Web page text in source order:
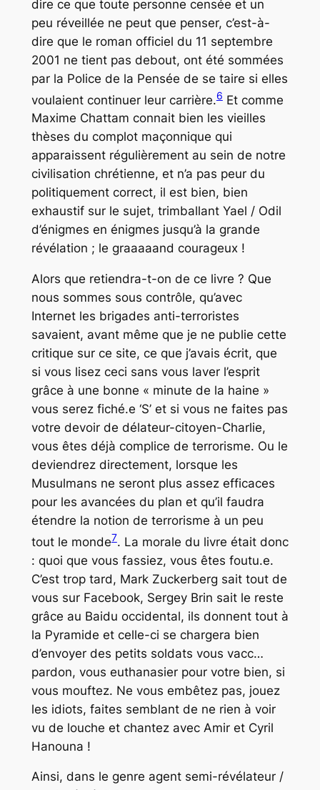
dire ce que toute personne censée et un
peu réveillée ne peut que penser, c’est-à-
dire que le roman officiel du 11 septembre
2001 ne tient pas debout, ont été sommées
par la Police de la Pensée de se taire si elles
voulaient continuer leur carrière.6Et comme
Maxime Chattam connait bien les vieilles
thèses du complot maçonnique qui
apparaissent régulièrement au sein de notre
civilisation chrétienne, et n’a pas peur du
politiquement correct, il est bien, bien
exhaustif sur le sujet, trimballant Yael / Odil
d’énigmes en énigmes jusqu’à la grande
révélation ; le graaaaand courageux !
Alors que retiendra-t-on de ce livre ? Que
nous sommes sous contrôle, qu’avec
Internet les brigades anti-terroristes
savaient, avant même que je ne publie cette
critique sur ce site, ce que j’avais écrit, que
si vous lisez ceci sans vous laver l’esprit
grâce à une bonne « minute de la haine »
vous serez fiché.e ‘S’ et si vous ne faites pas
votre devoir de délateur-citoyen-Charlie,
vous êtes déjà complice de terrorisme. Ou le
deviendrez directement, lorsque les
Musulmans ne seront plus assez efficaces
pour les avancées du plan et qu’il faudra
étendre la notion de terrorisme à un peu
tout le monde7. La morale du livre était donc
: quoi que vous fassiez, vous êtes foutu.e.
C’est trop tard, Mark Zuckerberg sait tout de
vous sur Facebook, Sergey Brin sait le reste
grâce au Baidu occidental, ils donnent tout à
la Pyramide et celle-ci se chargera bien
d’envoyer des petits soldats vous vacc…
pardon, vous euthanasier pour votre bien, si
vous mouftez. Ne vous embêtez pas, jouez
les idiots, faites semblant de ne rien à voir
vu de louche et chantez avec Amir et Cyril
Hanouna !
Ainsi, dans le genre agent semi-révélateur /